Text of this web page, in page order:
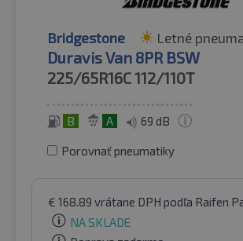
Bridgestone Letné
Duravis Van 8PR BSW
225/65R16C112/110T
B A 69 dB
Porovnať pneumatiky
€ 168.89 vrátane DPH podľa Raifen
NA SKLADE